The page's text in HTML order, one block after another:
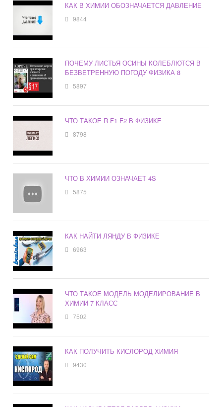
КАК В ХИМИИ ОБОЗНАЧАЕТСЯ ДАВЛЕНИЕ
9844
ПОЧЕМУ ЛИСТЬЯ ОСИНЫ КОЛЕБЛЮТСЯ В
БЕЗВЕТРЕННУЮ ПОГОДУ ФИЗИКА 8
5897
ЧТО ТАКОЕ R F1 F2 В ФИЗИКЕ
8798
ЧТО В ХИМИИ ОЗНАЧАЕТ 4S
5875
КАК НАЙТИ ЛЯНДУ В ФИЗИКЕ
6963
ЧТО ТАКОЕ МОДЕЛЬ МОДЕЛИРОВАНИЕ В
ХИМИИ 7 КЛАСС
7502
КАК ПОЛУЧИТЬ КИСЛОРОД ХИМИЯ
9430